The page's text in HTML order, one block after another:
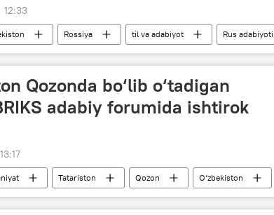
Rossiya til va adabiyot
Rus adabiyoti
Madaniyat
Qozonda bo‘lib o‘tadigan
adabiy forumida ishtirok
Tatariston Qozon O‘zbekiston